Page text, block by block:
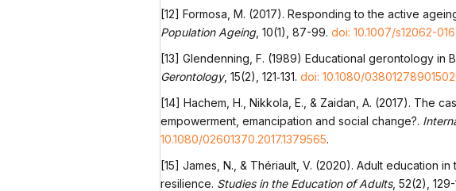
[12] Formosa, M. (2017). Responding to the active
Population Ageing, 10(1), 87-99. doi: 10.1007/s12062-
[13] Glendenning, F. (1989) Educational gerontology
Gerontology, 15(2), 121‐131. doi: 10.1080/
[14] Hachem, H., Nikkola, E., & Zaidan, A. (2017). The
empowerment, emancipation and social change?.
10.1080/02601370.2017.1379565.
[15] James, N., & Thériault, V. (2020). Adult education
resilience. Studies in the Education of Adults, 52(2), 129-